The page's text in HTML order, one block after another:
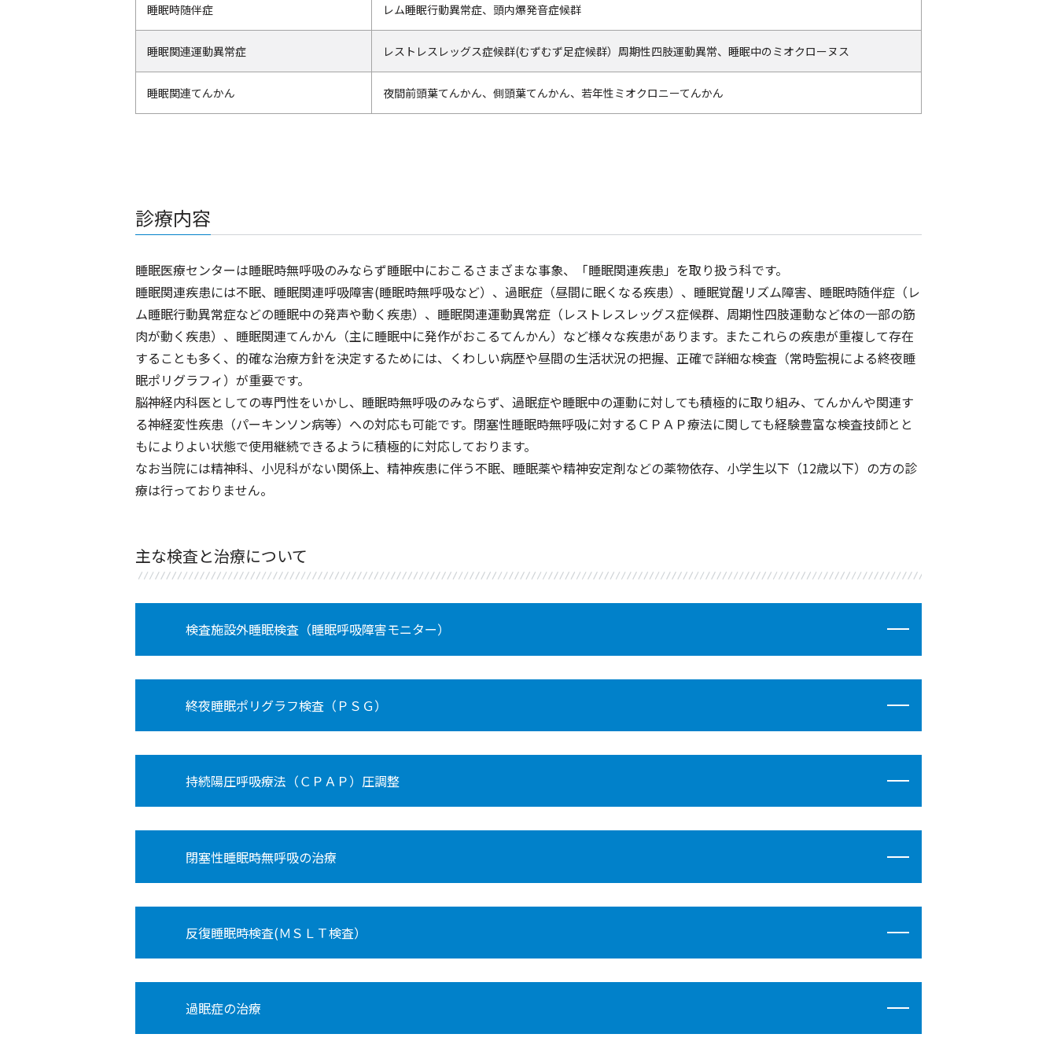
睡眠時随伴症
睡眠関連運動異常症
睡眠関連てんかん
レム睡眠行動異常症、頭内爆発音症候群
レストレスレッグス症候群(むずむず足症候群）周期性四肢運動異常、睡眠中のミオクローヌス
夜間前頭葉てんかん、側頭葉てんかん、若年性ミオクロニーてんかん
診療内容
睡眠医療センターは睡眠時無呼吸のみならず睡眠中におこるさまざまな事象、「睡眠関連疾患」を取り扱う科です。
睡眠関連疾患には不眠、睡眠関連呼吸障害(睡眠時無呼吸など）、過眠症（昼間に眠くなる疾患）、睡眠覚醒リズム障害、睡眠時随伴症（レ
ム睡眠行動異常症などの睡眠中の発声や動く疾患）、睡眠関連運動異常症（レストレスレッグス症候群、周期性四肢運動など体の一部の筋
肉が動く疾患）、睡眠関連てんかん（主に睡眠中に発作がおこるてんかん）など様々な疾患があります。またこれらの疾患が重複して存在
することも多く、的確な治療方針を決定するためには、くわしい病歴や昼間の生活状況の把握、正確で詳細な検査（常時監視による終夜睡
眠ポリグラフィ）が重要です。
脳神経内科医としての専門性をいかし、睡眠時無呼吸のみならず、過眠症や睡眠中の運動に対しても積極的に取り組み、てんかんや関連す
る神経変性疾患（パーキンソン病等）への対応も可能です。閉塞性睡眠時無呼吸に対するＣＰＡＰ療法に関しても経験豊富な検査技師とと
もによりよい状態で使用継続できるように積極的に対応しております。
なお当院には精神科、小児科がない関係上、精神疾患に伴う不眠、睡眠薬や精神安定剤などの薬物依存、小学生以下（12歳以下）の方の診
療は行っておりません。
主な検査と治療について
検査施設外睡眠検査（睡眠呼吸障害モニター）
終夜睡眠ポリグラフ検査（ＰＳＧ）
持続陽圧呼吸療法（ＣＰＡＰ）圧調整
閉塞性睡眠時無呼吸の治療
反復睡眠時検査(ＭＳＬＴ検査）
過眠症の治療